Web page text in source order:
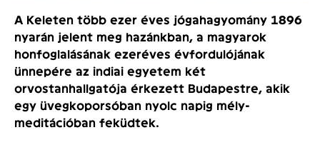
A Keleten több ezer éves jógahagyomány 1896
nyarán jelent meg hazánkban, a magyarok
honfoglalásának ezeréves évfordulójának
ünnepére az indiai egyetem két
orvostanhallgatója érkezett Budapestre, akik
egy üvegkoporsóban nyolc napig mély-
meditációban feküdtek.